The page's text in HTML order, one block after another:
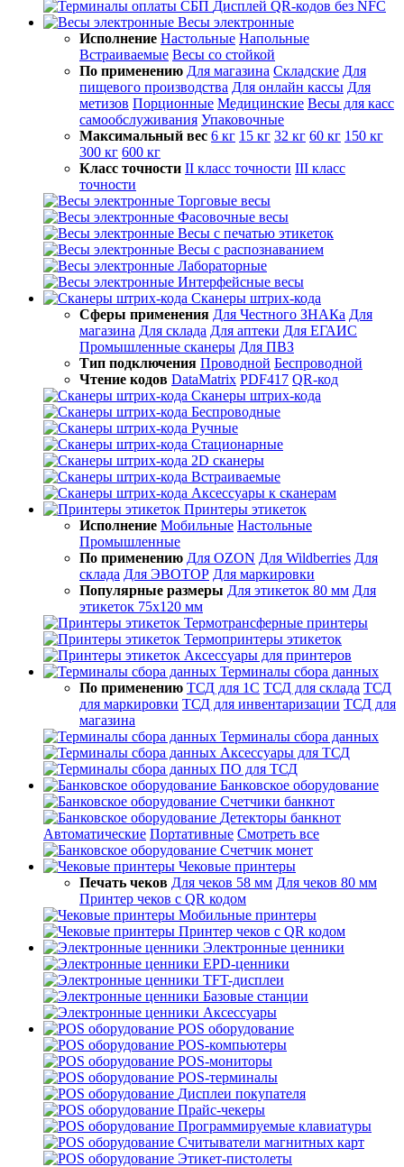
Дисплей QR-кодов без NFC
Весы электронные
Исполнение Настольные Напольные
Встраиваемые Весы со стойкой
По применению Для магазина Складские Для
пищевого производства Для онлайн кассы Для
метизов Порционные Медицинские Весы для касс
самообслуживания Упаковочные
Максимальный вес 6 кг 15 кг 32 кг 60 кг 150 кг
300 кг 600 кг
Класс точности II класс точности III класс
точности
Торговые весы
Фасовочные весы
Весы с печатью этикеток
Весы с распознаванием
Лабораторные
Интерфейсные весы
Сканеры штрих-кода
Сферы применения Для Честного ЗНАКа Для
магазина Для склада Для аптеки Для ЕГАИС
Промышленные сканеры Для ПВЗ
Тип подключения Проводной Беспроводной
Чтение кодов DataMatrix PDF417 QR-код
Сканеры штрих-кода
Беспроводные
Ручные
Стационарные
2D сканеры
Встраиваемые
Аксессуары к сканерам
Принтеры этикеток
Исполнение Мобильные Настольные
Промышленные
По применению Для OZON Для Wildberries Для
склада Для ЭВОТОР Для маркировки
Популярные размеры Для этикеток 80 мм Для
этикеток 75х120 мм
Термотрансферные принтеры
Термопринтеры этикеток
Аксессуары для принтеров
Терминалы сбора данных
По применению ТСД для 1С ТСД для склада ТСД
для маркировки ТСД для инвентаризации ТСД для
магазина
Терминалы сбора данных
Аксессуары для ТСД
ПО для ТСД
Банковское оборудование
Счетчики банкнот
Детекторы банкнот
Автоматические Портативные Смотреть все
Счетчик монет
Чековые принтеры
Печать чеков Для чеков 58 мм Для чеков 80 мм
Принтер чеков с QR кодом
Мобильные принтеры
Принтер чеков с QR кодом
Электронные ценники
EPD-ценники
TFT-дисплеи
Базовые станции
Аксессуары
POS оборудование
POS-компьютеры
POS-мониторы
POS-терминалы
Дисплеи покупателя
Прайс-чекеры
Программируемые клавиатуры
Считыватели магнитных карт
Этикет-пистолеты